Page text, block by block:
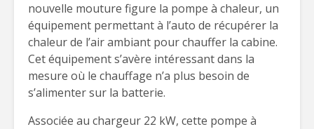
nouvelle mouture figure la pompe à chaleur, un
équipement permettant à l’auto de récupérer la
chaleur de l’air ambiant pour chauffer la cabine.
Cet équipement s’avère intéressant dans la
mesure où le chauffage n’a plus besoin de
s’alimenter sur la batterie.
Associée au chargeur 22 kW, cette pompe à